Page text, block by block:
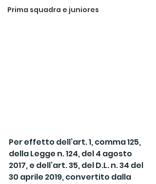
Prima squadra e juniores
Per effetto dell’art. 1, comma 125,
della Legge n. 124, del 4 agosto
2017, e dell’art. 35, del D.L. n. 34 del
30 aprile 2019, convertito dalla